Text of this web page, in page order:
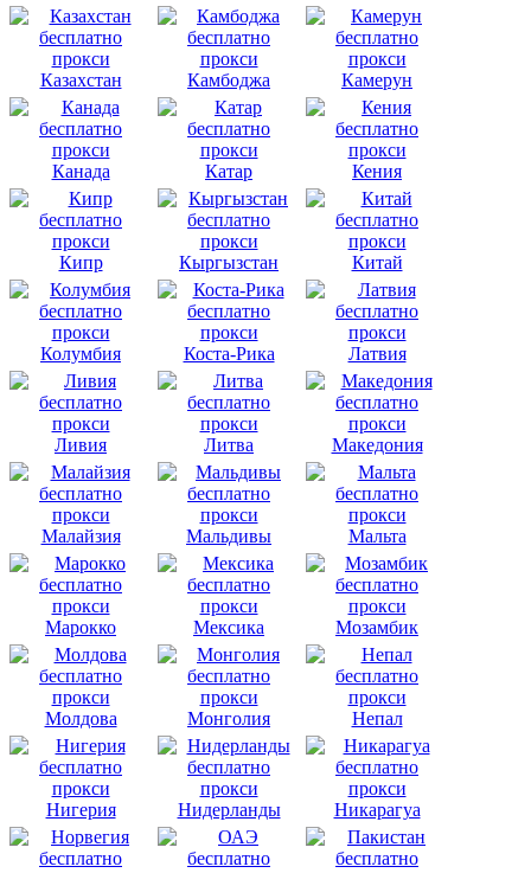
Казахстан Камбоджа Камерун
Канада Катар Кения
Кипр Кыргызстан Китай
Колумбия Коста-Рика Латвия
Ливия Литва Македония
Малайзия Мальдивы Мальта
Марокко Мексика Мозамбик
Молдова Монголия Непал
Нигерия Нидерланды Никарагуа